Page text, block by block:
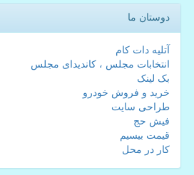
دوستان ما
آتلیه دات کام
انتخابات مجلس ، کاندیدای مجلس
بک لینک
خرید و فروش خودرو
طراحی سایت
فیش حج
قیمت بیسیم
کار در محل